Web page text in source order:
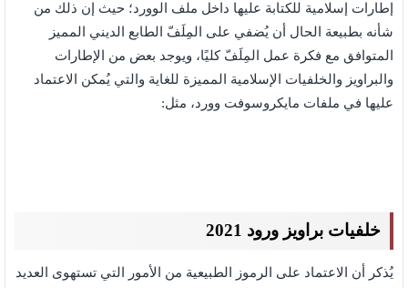
إطارات إسلامية للكتابة عليها داخل ملف الوورد؛ حيث إن ذلك من
شأنه بطبيعة الحال أن يُضفي على المِلَفّ الطابع الديني المميز
المتوافق مع فكرة عمل المِلَفّ كليًا، ويوجد بعض من الإطارات
والبراويز والخلفيات الإسلامية المميزة للغاية والتي يُمكن الاعتماد
عليها في ملفات مايكروسوفت وورد، مثل:
خلفيات براويز ورود 2021
يُذكر أن الاعتماد على الرموز الطبيعية من الأمور التي تستهوى العديد